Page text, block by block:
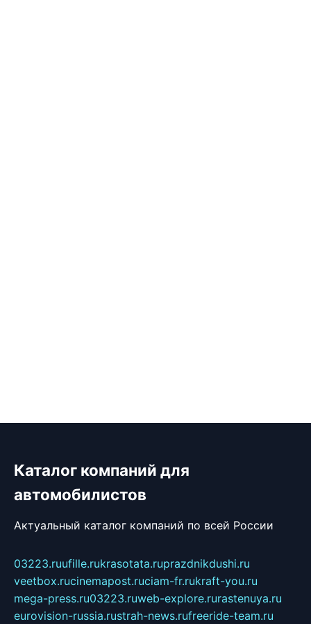
Каталог компаний для
автомобилистов
Актуальный каталог компаний по всей России
03223.ruufille.rukrasotata.ruprazdnikdushi.ru
veetbox.rucinemapost.ruciam-fr.rukraft-you.ru
mega-press.ru03223.ruweb-explore.rurastenuya.ru
eurovision-russia.rustrah-news.rufreeride-team.ru